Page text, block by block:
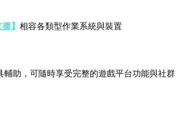
】 相容各類型作業系統與裝置
輔助，可隨時享受完整的遊戲平台功能與社群